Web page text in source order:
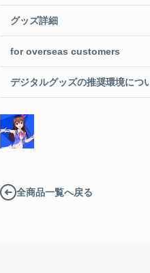
グッズ詳細
for overseas customers
デジタルグッズの推奨環境につ
全商品一覧へ戻る